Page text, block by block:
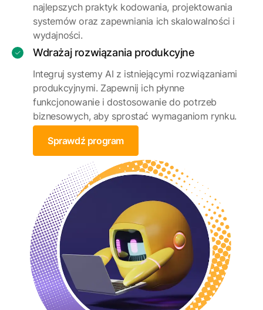
najlepszych praktyk kodowania, projektowania
systemów oraz zapewniania ich skalowalności i
wydajności.
Wdrażaj rozwiązania produkcyjne
Integruj systemy AI z istniejącymi rozwiązaniami
produkcyjnymi. Zapewnij ich płynne
funkcjonowanie i dostosowanie do potrzeb
biznesowych, aby sprostać wymaganiom rynku.
Sprawdź program